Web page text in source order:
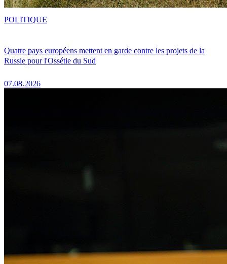
Quatre pays européens mettent en garde contre les projets de la
Russie pour l'Ossétie du Sud
07.08.2026
POLITIQUE